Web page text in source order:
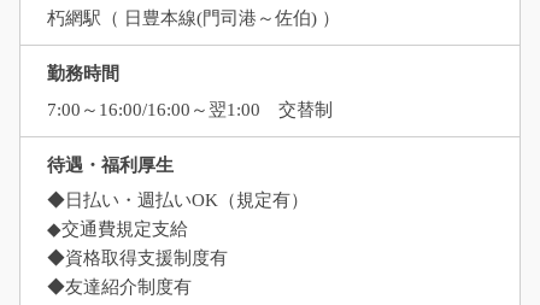
朽網駅（ 日豊本線(門司港～佐伯) ）
勤務時間
7:00～16:00/16:00～翌1:00 交替制
待遇・福利厚生
◆日払い・週払いOK（規定有）
◆交通費規定支給
◆資格取得支援制度有
◆友達紹介制度有